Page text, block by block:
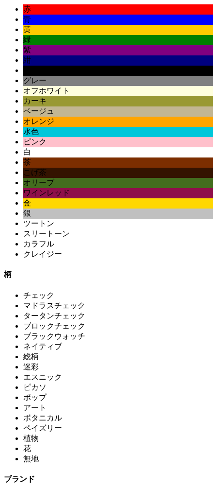
赤
青
黄
緑
紫
紺
グレー
オフホワイト
カーキ
ベージュ
オレンジ
水色
ピンク
白
茶
こげ茶
オリーブ
ワインレッド
金
銀
ツートン
スリートーン
カラフル
クレイジー
柄
チェック
マドラスチェック
タータンチェック
ブロックチェック
ブラックウォッチ
ネイティブ
総柄
迷彩
エスニック
ピカソ
ポップ
アート
ボタニカル
ペイズリー
植物
花
無地
ブランド